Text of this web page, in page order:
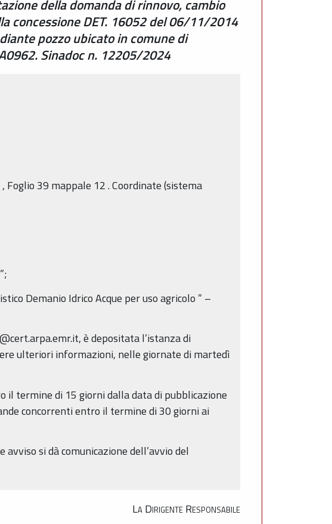
della domanda di rinnovo, cambio
concessione DET. 16052 del 06/11/2014
pozzo ubicato in comune di
Sinadoc n. 12205/2024
, Foglio39 mappale 12.Coordinate (sistema
”;
Demanio Idrico Acque per uso agricolo ” –
è depositata l’istanza di
ulteriori informazioni, nelle giornate di martedì
il termine di 15 giorni dalla data di pubblicazione
concorrenti entro il termine di 30 giorni ai
si dà comunicazione dell’avvio del
La Dirigente Responsabile